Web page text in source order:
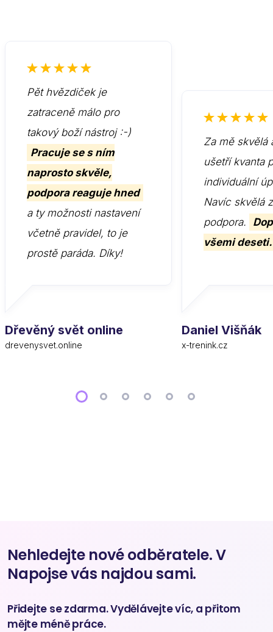
Pět hvězdiček je
zatraceně málo pro
takový boží nástroj :-)
Pracuje se s ním
naprosto skvěle,
podpora reaguje hned
a ty možnosti nastavení
včetně pravidel, to je
prostě paráda. Díky!
Dřevěný svět online
drevenysvet.online
Za mě skvělá
ušetří kvanta
individuální
Navíc skvělá
podpora.
všemi deseti.
Daniel Višňák
x-trenink.cz
Nehledejte nové odběratele. V
Napojse vás najdou sami.
Přidejte se zdarma. Vydělávejte víc, a přitom
mějte méně práce.